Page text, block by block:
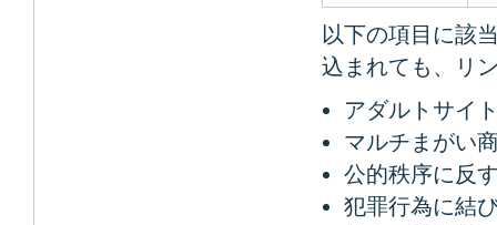
以下の項目に該
込まれても、リ
アダルトサイ
マルチまがい
公的秩序に反
犯罪行為に結